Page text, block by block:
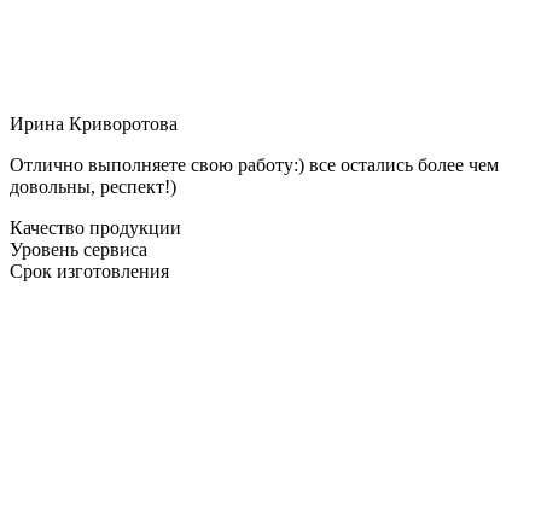
Ирина Криворотова
Отлично выполняете свою работу:) все остались более чем
довольны, респект!)
Качество продукции
Уровень сервиса
Срок изготовления